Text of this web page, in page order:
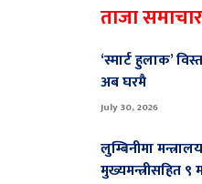
ताजा समाचार
‘स्मार्ट हुलाक’
अब घरमै
July 30, 2026
लुम्बिनीमा
मुख्यमन्त्रीसहित ९